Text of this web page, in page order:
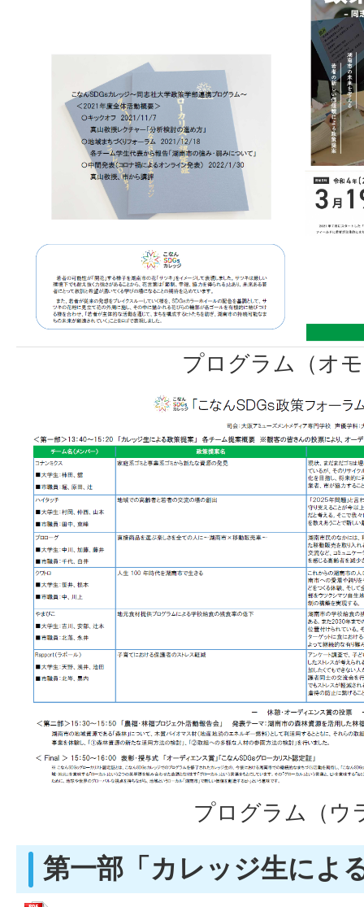
プログラム（オ
プログラム（ウ
第一部「カレッジ生によ